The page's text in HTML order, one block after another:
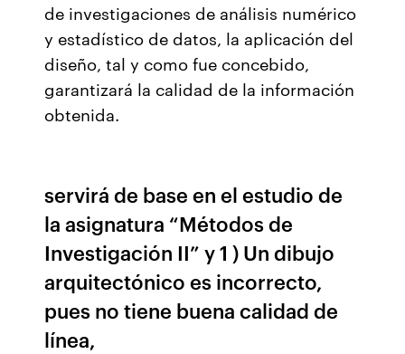
de investigaciones de análisis numérico
y estadístico de datos, la aplicación del
diseño, tal y como fue concebido,
garantizará la calidad de la información
obtenida.
servirá de base en el estudio de
la asignatura “Métodos de
Investigación II” y 1 ) Un dibujo
arquitectónico es incorrecto,
pues no tiene buena calidad de
línea,